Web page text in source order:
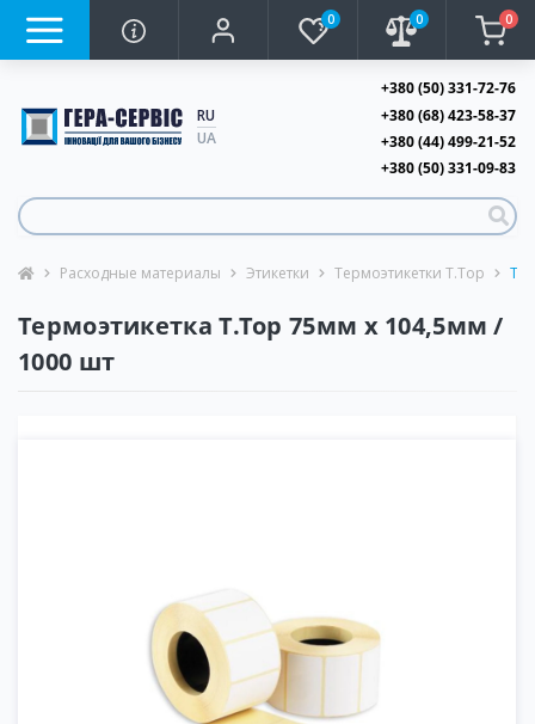
0 0 0
RU
UA
+380 (50) 331-72-76
+380 (68) 423-58-37
+380 (44) 499-21-52
+380 (50) 331-09-83
Расходные материалы Этикетки Термоэтикетки T.Top
Термоэтикетка T.Top 75мм х 104,5мм /
1000 шт